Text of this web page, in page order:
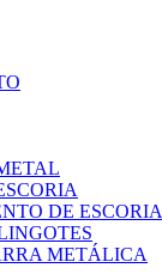
DE ESCORIA
METÁLICA